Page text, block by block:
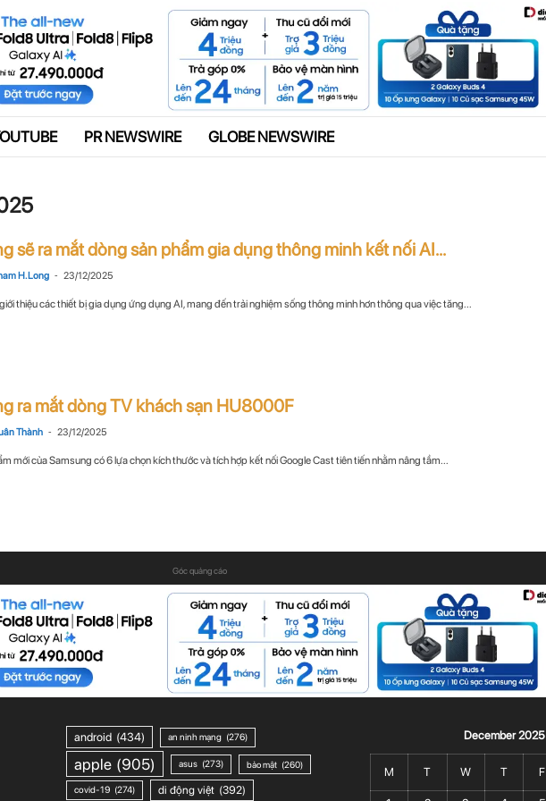
Quảng cáo
PR NEWSWIRE GLOBE NEWSWIRE
sẽ ra mắt dòng sản phẩm gia dụng thông minh kết nối AI...
H. Long - 23/12/2025
thiệu các thiết bị gia dụng ứng dụng AI, mang đến trải nghiệm sống thông minh hơn thông qua việc tăng...
ra mắt dòng TV khách sạn HU8000F
Thành - 23/12/2025
mới của Samsung có 6 lựa chọn kích thước và tích hợp kết nối Google Cast tiên tiến nhằm nâng tầm...
Góc quảng cáo
android (434) an ninh mạng (276)
apple (905) asus (273) bảo mật (260)
covid-19 (274) di động việt (392)
December 2025
M T W T F